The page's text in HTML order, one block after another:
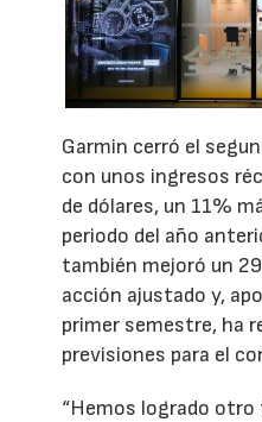
Garmin cerró el
con unos ingresos
de dólares, un 11%
periodo del año
también mejoró un
acción ajustado y,
primer semestre, ha
previsiones para el
“Hemos logrado